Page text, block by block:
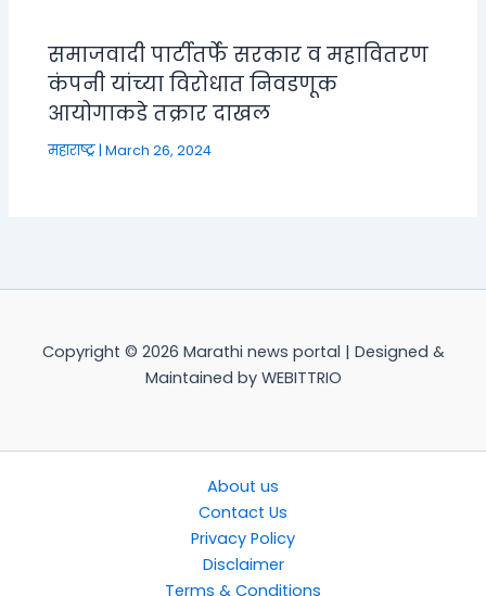
समाजवादी पार्टीतर्फे सरकार व महावितरण
कंपनी यांच्या विरोधात निवडणूक
आयोगाकडे तक्रार दाखल
महाराष्ट्र|March 26, 2024
Copyright © 2026 Marathi news portal | Designed &
Maintained by WEBITTRIO
About us
Contact Us
Privacy Policy
Disclaimer
Terms & Conditions